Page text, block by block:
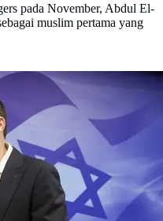
pada November, Abdul El-
muslim pertama yang